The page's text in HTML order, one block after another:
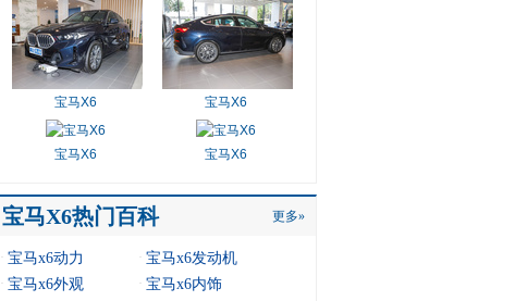
宝马X6 宝马X6
宝马X6 宝马X6
更多»
宝马X6热门百科
· 宝马x6动力 · 宝马x6发动机
· 宝马x6外观 · 宝马x6内饰